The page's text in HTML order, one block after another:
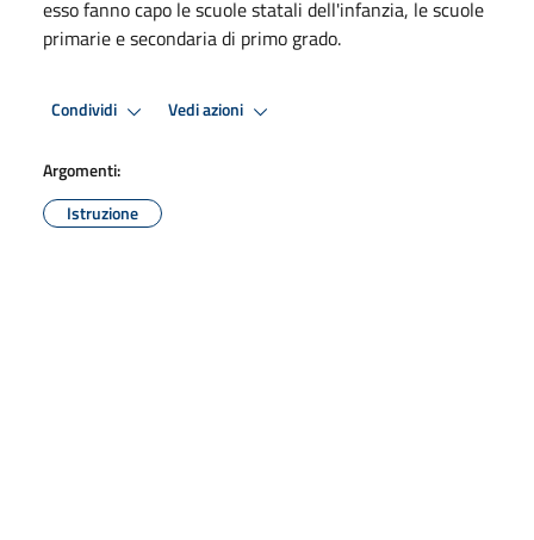
esso fanno capo le scuole statali dell'infanzia, le scuole
primarie e secondaria di primo grado.
Condividi Vedi azioni
Argomenti:
Istruzione